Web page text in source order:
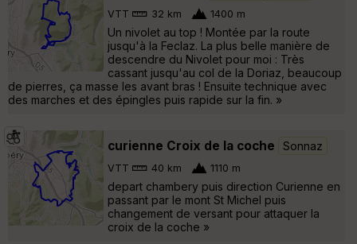
VTT 32 km 1400 m
Un nivolet au top ! Montée par la route
jusqu'à la Feclaz. La plus belle manière de
descendre du Nivolet pour moi : Très
cassant jusqu'au col de la Doriaz, beaucoup
de pierres, ça masse les avant bras ! Ensuite technique avec
des marches et des épingles puis rapide sur la fin. »
curienne Croix de la coche Sonnaz
VTT 40 km 1110 m
depart chambery puis direction Curienne en
passant par le mont St Michel puis
changement de versant pour attaquer la
croix de la coche »